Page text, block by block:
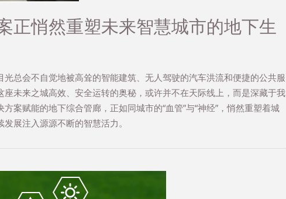
正悄然重塑未来智慧城市的地下生
总会不自觉地被高耸的智能建筑、无人驾驶的汽车洪流和便捷的公共服
未来之城高效、安全运转的奥秘，或许并不在天际线上，而是深藏于我
案赋能的地下综合管廊，正如同城市的“血管”与“神经”，悄然重塑着城
展注入源源不断的智慧活力。